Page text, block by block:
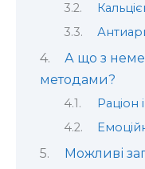
А що з
методами?
Раціон
Можливі